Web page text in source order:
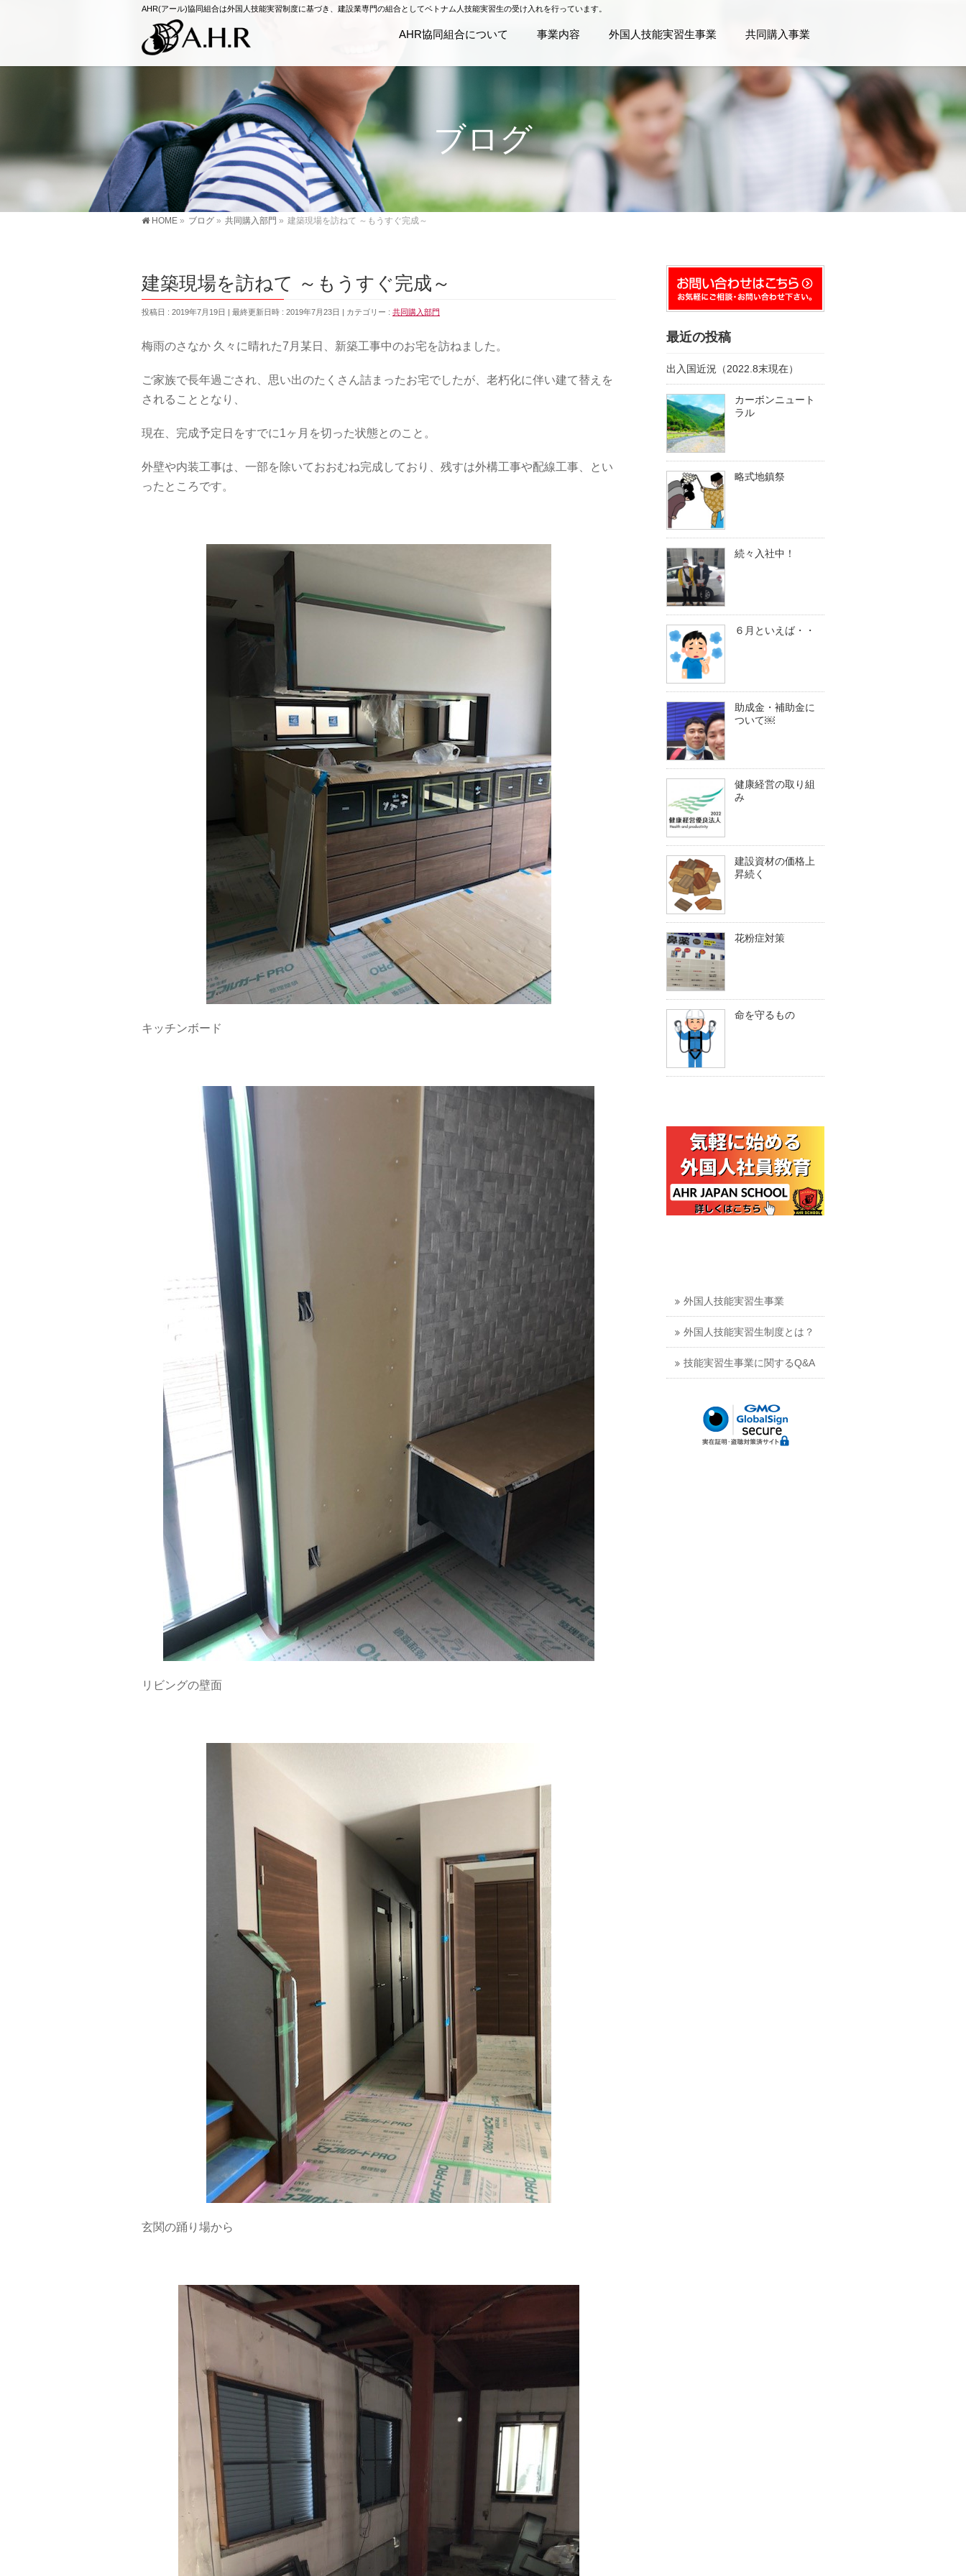
AHR(アール)協同組合は外国人技能実習制度に基づき、建設業専門の組合としてベトナム人技能実習生の受け入れを行っています。
AHR協同組合について 事業内容 外国人技能実習生事業 共同購入事業
ブログ
HOME » ブログ » 共同購入部門 » 建築現場を訪ねて ～もうすぐ完成～
建築現場を訪ねて ～もうすぐ完成～
投稿日 : 2019年7月19日 最終更新日時 : 2019年7月23日 カテゴリー : 共同購入部門
梅雨のさなか 久々に晴れた7月某日、新築工事中のお宅を訪ねました。
ご家族で長年過ごされ、思い出のたくさん詰まったお宅でしたが、老朽化に伴い建て替えを
されることとなり、
現在、完成予定日をすでに1ヶ月を切った状態とのこと。
外壁や内装工事は、一部を除いておおむね完成しており、残すは外構工事や配線工事、とい
ったところです。
キッチンボード
リビングの壁面
玄関の踊り場から
最近の投稿
出入国近況（2022.8末現在）
カーボンニュート
ラル
略式地鎮祭
続々入社中！
６月といえば・・
助成金・補助金に
ついて￼
健康経営の取り組
み
建設資材の価格上
昇続く
花粉症対策
命を守るもの
外国人技能実習生事業
外国人技能実習生制度とは？
技能実習生事業に関するQ&A